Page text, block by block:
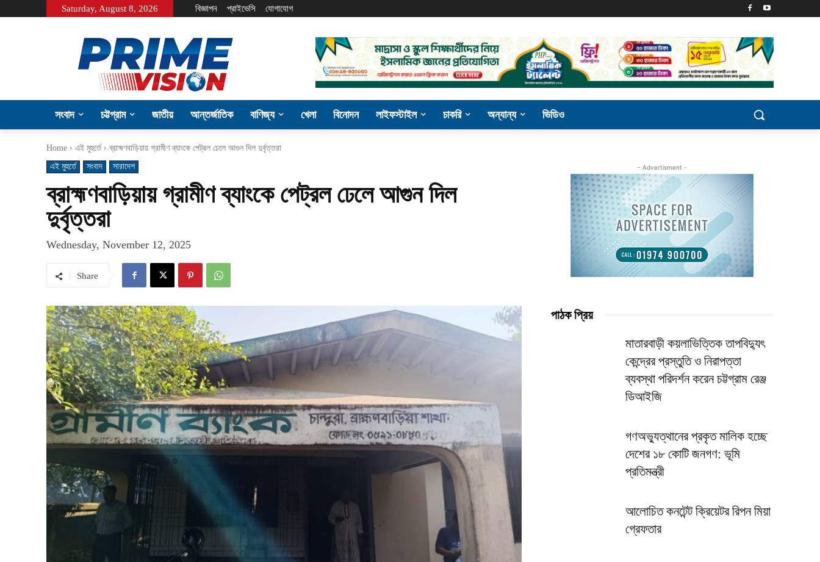
Saturday, August 8, 2026 বিজ্ঞাপন প্রাইভেসি যোগাযোগ
সংবাদ চট্টগ্রাম জাতীয় আন্তর্জাতিক বাণিজ্য খেলা বিনোদন লাইফস্টাইল চাকরি অন্যান্য ভিডিও
Home এই মুহুর্তে
ব্রাহ্মণবাড়িয়ায় গ্রামীণ ব্যাংকে পেট্রল ঢেলে আগুন দিল দুর্বৃত্তরা
এই মুহুর্তে
সংবাদ সারাদেশ
ব্রাহ্মণবাড়িয়ায় গ্রামীণ ব্যাংকে পেট্রল ঢেলে আগুন দিল
দুর্বৃত্তরা
Wednesday, November 12, 2025
Share
- Advertisment -
পাঠক প্রিয়
মাতারবাড়ী কয়লাভিত্তিক তাপবিদ্যুৎ
কেন্দ্রের প্রস্তুতি ও নিরাপত্তা
ব্যবস্থা পরিদর্শন করেন চট্টগ্রাম রেঞ্জ
ডিআইজি
গণঅভ্যুত্থানের প্রকৃত মালিক হচ্ছে
দেশের ১৮ কোটি জনগণ: ভূমি
প্রতিমন্ত্রী
আলোচিত কনটেন্ট ক্রিয়েটর রিপন মিয়া
গ্রেফতার